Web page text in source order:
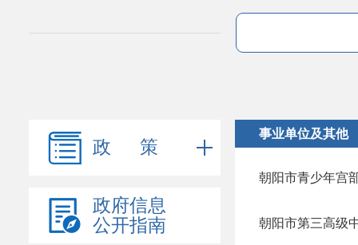
政 策
政府信息
公开指南
事业单位及其他
朝阳市青少年宫
朝阳市第三高级